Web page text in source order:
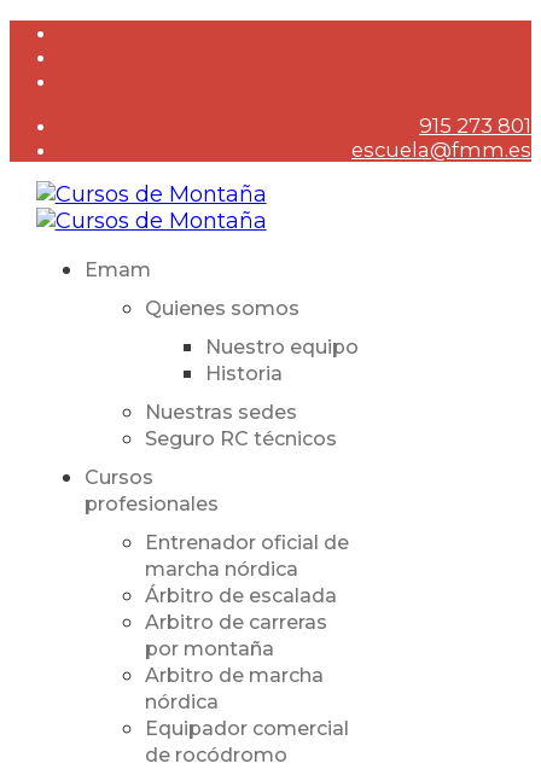
915 273 801
escuela@fmm.es
Emam
Quienes somos
Nuestro equipo
Historia
Nuestras sedes
Seguro RC técnicos
Cursos
profesionales
Entrenador oficial de
marcha nórdica
Árbitro de escalada
Arbitro de carreras
por montaña
Arbitro de marcha
nórdica
Equipador comercial
de rocódromo